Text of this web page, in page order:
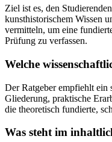
Ziel ist es, den
kunsthistorischem Wissen
vermitteln, um eine
Prüfung zu verfassen.
Welche
Der Ratgeber empfiehlt ein
Gliederung, praktische
die theoretisch fundierte,
Was steht im